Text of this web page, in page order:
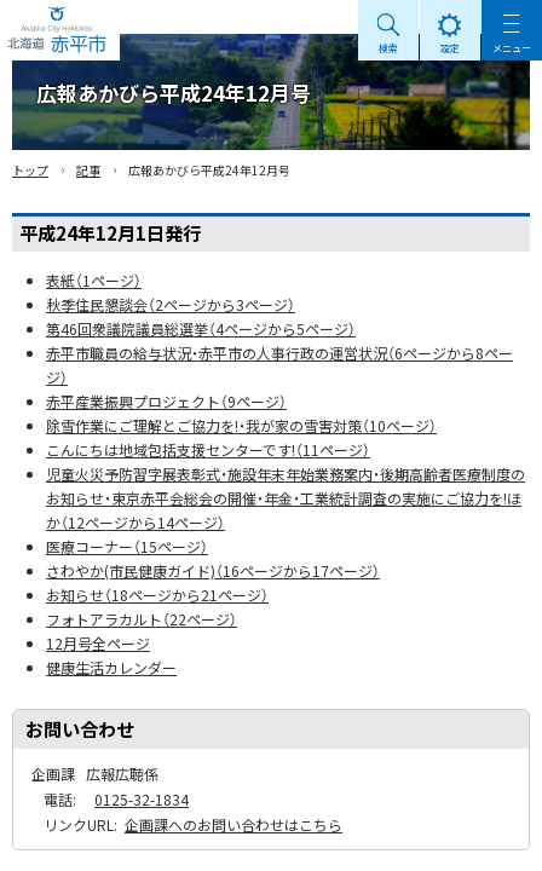
Akabira City Hokkaido 北海道 赤平市
検索 設定 メニュー
広報あかびら平成24年12月号
トップ › 記事 › 広報あかびら平成24年12月号
平成24年12月1日発行
表紙（1ページ）
秋季住民懇談会（2ページから3ページ）
第46回衆議院議員総選挙（4ページから5ページ）
赤平市職員の給与状況・赤平市の人事行政の運営状況（6ページから8ペー
ジ）
赤平産業振興プロジェクト（9ページ）
除雪作業にご理解とご協力を!・我が家の雪害対策（10ページ）
こんにちは地域包括支援センターです!（11ページ）
児童火災予防習字展表彰式・施設年末年始業務案内・後期高齢者医療制度の
お知らせ・東京赤平会総会の開催・年金・工業統計調査の実施にご協力を!ほ
か（12ページから14ページ）
医療コーナー（15ページ）
さわやか(市民健康ガイド)（16ページから17ページ）
お知らせ（18ページから21ページ）
フォトアラカルト（22ページ）
12月号全ページ
健康生活カレンダー
お問い合わせ
企画課 広報広聴係
電話:
0125-32-1834
リンクURL: 企画課へのお問い合わせはこちら